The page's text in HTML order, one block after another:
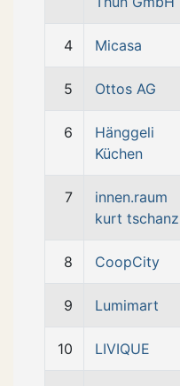
4 Micasa
5 Ottos AG
6
Hänggeli
Küchen
7
innen.raum
kurt tschanz
8 CoopCity
9 Lumimart
10 LIVIQUE